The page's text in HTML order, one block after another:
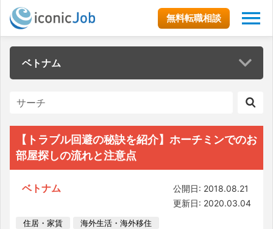
無料転職相談
ベトナム
【トラブル回避の秘訣を紹介】ホーチミンでのお
部屋探しの流れと注意点
ベトナム
公開日: 2018.08.21
更新日: 2020.03.04
住居・家賃 海外生活・海外移住